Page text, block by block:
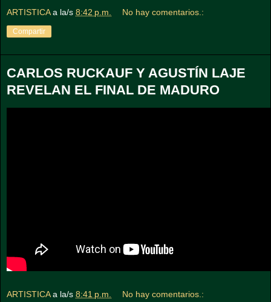
ARTISTICA a la/s 8:42 p.m. No hay comentarios.:
Compartir
CARLOS RUCKAUF Y AGUSTÍN LAJE
REVELAN EL FINAL DE MADURO
ARTISTICA a la/s 8:41 p.m. No hay comentarios.: